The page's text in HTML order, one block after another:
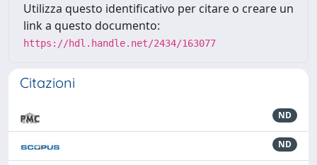
Utilizza questo identificativo per citare o creare un
link a questo documento:
https://hdl.handle.net/2434/163077
Citazioni
ND
ND